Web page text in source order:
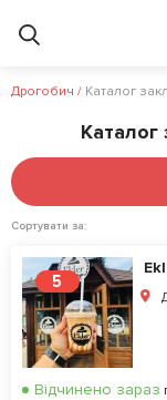
Дрогобич / Каталог
Каталог
Сортувати за:
5
Відчинено зараз